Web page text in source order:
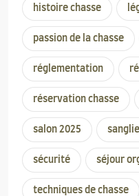
histoire chasse
passion de la chasse
réglementation
réservation chasse
salon 2025
sécurité séjour
techniques de chasse